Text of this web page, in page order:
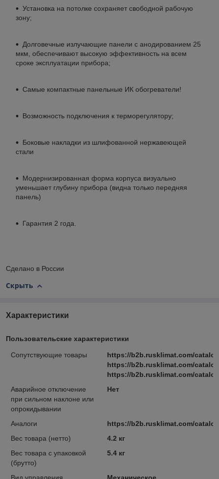
Установка на потолке сохраняет свободной рабочую
зону;
Долговечные излучающие панели с анодированием 25
мкм, обеспечивают высокую эффективность на всем
сроке эксплуатации прибора;
Самые компактные панельные ИК обогреватели!
Возможность подключения к терморегулятору;
Боковые накладки из шлифованной нержавеющей
стали
Модернизированная форма корпуса визуально
уменьшает глубину прибора (видна только передняя
панель)
Гарантия 2 года.
Сделано в России
Скрыть
Характеристики
Пользовательские характеристики
Cопутствующие товары
https://b2b.rusklimat.com/
https://b2b.rusklimat.com/
https://b2b.rusklimat.com/
Аварийное отключение
при сильном наклоне или
опрокидывании
Нет
Аналоги
https://b2b.rusklimat.com/
Вес товара (нетто)
4.2 кг
Вес товара с упаковкой
(брутто)
5.4 кг